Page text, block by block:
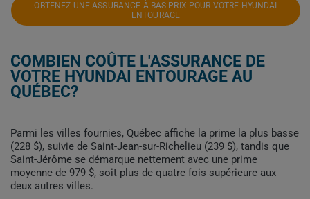
OBTENEZ UNE ASSURANCE À BAS PRIX POUR VOTRE HYUNDAI
ENTOURAGE
COMBIEN COÛTE L'ASSURANCE DE
VOTRE HYUNDAI ENTOURAGE AU
QUÉBEC?
Parmi les villes fournies, Québec affiche la prime la plus basse
(228 $), suivie de Saint-Jean-sur-Richelieu (239 $), tandis que
Saint-Jérôme se démarque nettement avec une prime
moyenne de 979 $, soit plus de quatre fois supérieure aux
deux autres villes.